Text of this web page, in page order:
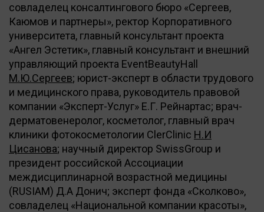
совладелец консалтингового бюро «Сергеев,
Каюмов и партнеры», ректор Корпоративного
университета, главный консультант проекта
«Ангел Эстетик», главный консультант и внешний
управляющий проекта EventBeautyHall
М.Ю.Сергеев; юрист-эксперт в области трудового
и медицинского права, руководитель правовой
компании «Эксперт-Услуг» Е.Г. Рейнартас; врач-
дерматовенеролог, косметолог, главный врач
клиники фотокосметологии ClerClinic Н.И
Цисанова; научный директор SwissGroup и
президент российской Ассоциации
междисциплинарной возрастной медицины
(RUSIAM) Д.А Донич; эксперт фонда «Сколково»,
совладелец «Национальной компании красоты»,